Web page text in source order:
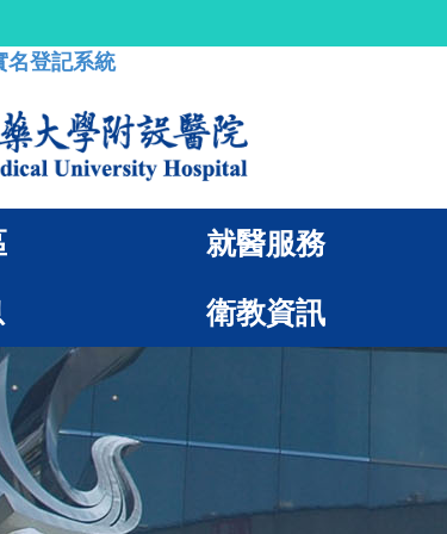
名登記系統
就醫服務
衛教資訊